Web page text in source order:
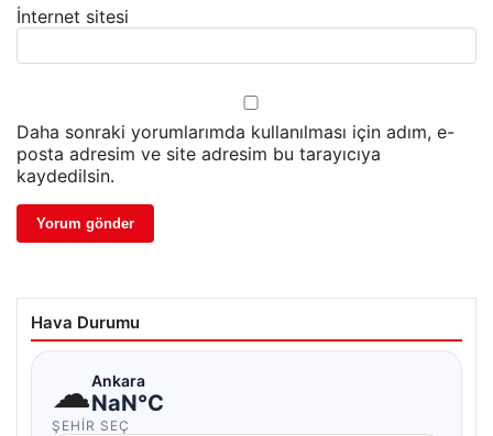
İnternet sitesi
Daha sonraki yorumlarımda kullanılması için adım, e-
posta adresim ve site adresim bu tarayıcıya
kaydedilsin.
Hava Durumu
☁Ankara
NaN°C
ŞEHIR SEÇ